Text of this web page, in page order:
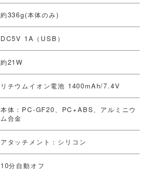
約336g(本体のみ)
DC5V 1A（USB）
約21W
リチウムイオン電池 1400mAh/7.4V
本体：PC-GF20、PC+ABS、アルミニウ
ム合金
アタッチメント：シリコン
10分自動オフ